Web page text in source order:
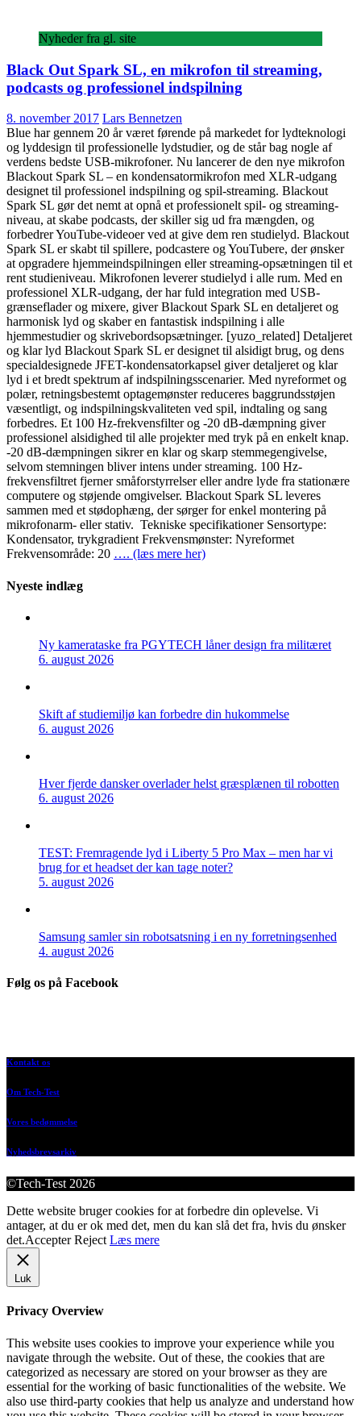
Nyheder fra gl. site
Black Out Spark SL, en mikrofon til streaming,
podcasts og professionel indspilning
8. november 2017 Lars Bennetzen
Blue har gennem 20 år været førende på markedet for lydteknologi
og lyddesign til professionelle lydstudier, og de står bag nogle af
verdens bedste USB-mikrofoner. Nu lancerer de den nye mikrofon
Blackout Spark SL – en kondensatormikrofon med XLR-udgang
designet til professionel indspilning og spil-streaming. Blackout
Spark SL gør det nemt at opnå et professionelt spil- og streaming-
niveau, at skabe podcasts, der skiller sig ud fra mængden, og
forbedrer YouTube-videoer ved at give dem ren studielyd. Blackout
Spark SL er skabt til spillere, podcastere og YouTubere, der ønsker
at opgradere hjemmeindspilningen eller streaming-opsætningen til et
rent studieniveau. Mikrofonen leverer studielyd i alle rum. Med en
professionel XLR-udgang, der har fuld integration med USB-
grænseflader og mixere, giver Blackout Spark SL en detaljeret og
harmonisk lyd og skaber en fantastisk indspilning i alle
hjemmestudier og skrivebordsopsætninger. [yuzo_related] Detaljeret
og klar lyd Blackout Spark SL er designet til alsidigt brug, og dens
specialdesignede JFET-kondensatorkapsel giver detaljeret og klar
lyd i et bredt spektrum af indspilningsscenarier. Med nyreformet og
polær, retningsbestemt optagemønster reduceres baggrundsstøjen
væsentligt, og indspilningskvaliteten ved spil, indtaling og sang
forbedres. Et 100 Hz-frekvensfilter og -20 dB-dæmpning giver
professionel alsidighed til alle projekter med tryk på en enkelt knap.
-20 dB-dæmpningen sikrer en klar og skarp stemmegengivelse,
selvom stemningen bliver intens under streaming. 100 Hz-
frekvensfiltret fjerner småforstyrrelser eller andre lyde fra stationære
computere og støjende omgivelser. Blackout Spark SL leveres
sammen med et stødophæng, der sørger for enkel montering på
mikrofonarm- eller stativ. Tekniske specifikationer Sensortype:
Kondensator, trykgradient Frekvensmønster: Nyreformet
Frekvensområde: 20 …. (læs mere her)
Nyeste indlæg
Ny kamerataske fra PGYTECH låner design fra militæret
6. august 2026
Skift af studiemiljø kan forbedre din hukommelse
6. august 2026
Hver fjerde dansker overlader helst græsplænen til robotten
6. august 2026
TEST: Fremragende lyd i Liberty 5 Pro Max – men har vi
brug for et headset der kan tage noter?
5. august 2026
Samsung samler sin robotsatsning i en ny forretningsenhed
4. august 2026
Følg os på Facebook
Kontakt os
Om Tech-Test
Vores bedømmelse
Nyhedsbrevsarkiv
©Tech-Test 2026
Dette website bruger cookies for at forbedre din oplevelse. Vi
antager, at du er ok med det, men du kan slå det fra, hvis du ønsker
det.Accepter Reject Læs mere
Luk
Privacy Overview
This website uses cookies to improve your experience while you
navigate through the website. Out of these, the cookies that are
categorized as necessary are stored on your browser as they are
essential for the working of basic functionalities of the website. We
also use third-party cookies that help us analyze and understand how